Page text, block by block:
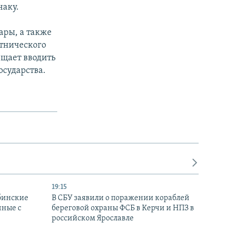
а также
вводить
с
19:15
В СБУ заявили о поражении кораблей
береговой охраны ФСБ в Керчи и НПЗ в
российском Ярославле